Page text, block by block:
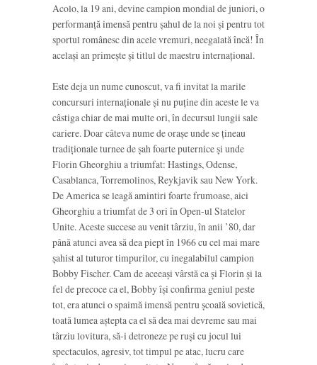
Acolo, la 19 ani, devine campion mondial de juniori, o
performanţă imensă pentru şahul de la noi şi pentru tot
sportul românesc din acele vremuri, neegalată încă! În
acelaşi an primeşte şi titlul de maestru internaţional.
Este deja un nume cunoscut, va fi invitat la marile
concursuri internaţionale şi nu puţine din aceste le va
câstiga chiar de mai multe ori, în decursul lungii sale
cariere. Doar câteva nume de oraşe unde se ţineau
tradiţionale turnee de şah foarte puternice şi unde
Florin Gheorghiu a triumfat: Hastings, Odense,
Casablanca, Torremolinos, Reykjavik sau New York.
De America se leagă amintiri foarte frumoase, aici
Gheorghiu a triumfat de 3 ori în Open-ul Statelor
Unite. Aceste succese au venit târziu, în anii ’80, dar
până atunci avea să dea piept în 1966 cu cel mai mare
şahist al tuturor timpurilor, cu inegalabilul campion
Bobby Fischer. Cam de aceeaşi vârstă ca şi Florin şi la
fel de precoce ca el, Bobby îşi confirma geniul peste
tot, era atunci o spaimă imensă pentru şcoală sovietică,
toată lumea aştepta ca el să dea mai devreme sau mai
târziu lovitura, să-i detroneze pe ruşi cu jocul lui
spectaculos, agresiv, tot timpul pe atac, lucru care